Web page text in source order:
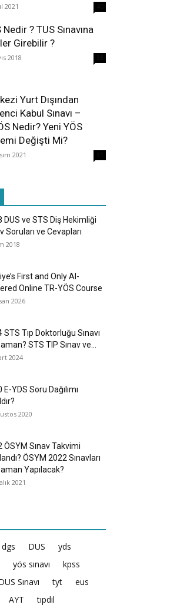
2021
Nedir ? TUS Sınavına
Girebilir ?
2018
Yurt Dışından
Kabul Sınavı –
Nedir? Yeni YÖS
Değişti Mi?
2021
DUS ve STS Diş Hekimliği
Soruları ve Cevapları
2018
First and Only AI-
Online TR-YÖS Course
2026
STS Tıp Doktorluğu Sınavı
STS TIP Sınav ve...
2024
E-YDS Soru Dağılımı
2020
ÖSYM Sınav Takvimi
ÖSYM 2022 Sınavları
Yapılacak?
2021
dgs DUS
yds
yös sınavı
kpss
Sınavı tyt
eus
AYT tıpdil